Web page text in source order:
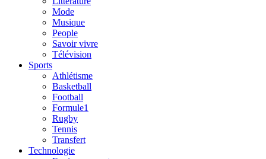
Mode
Musique
People
Savoir vivre
Télévision
Sports
Athlétisme
Basketball
Football
Formule1
Rugby
Tennis
Transfert
Technologie